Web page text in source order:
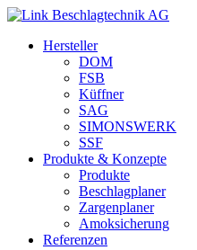
Hersteller
DOM
FSB
Küffner
SAG
SIMONSWERK
SSF
Produkte & Konzepte
Produkte
Beschlagplaner
Zargenplaner
Amoksicherung
Referenzen